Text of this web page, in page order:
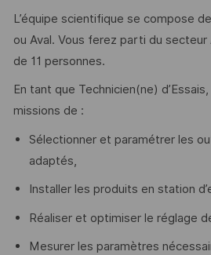
L’équipe scientifique se compose
ou Aval. Vous ferez parti du
de 11 personnes.
En tant que Technicien(ne)
missions de :
Sélectionner et paramétrer les
adaptés,
Installer les produits en station
Réaliser et optimiser le réglage
Mesurer les paramètres